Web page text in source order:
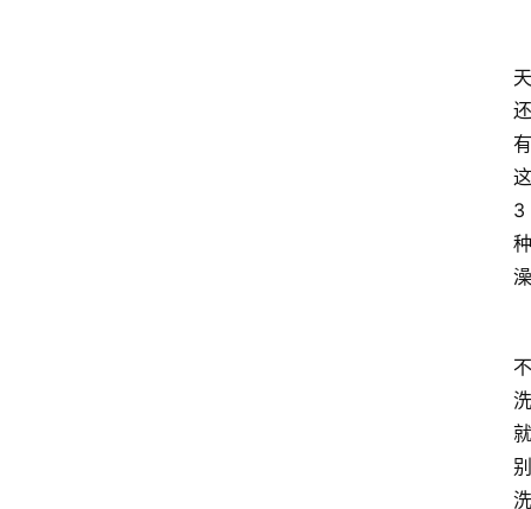
天
还
有
这
3
种
澡
不
洗
就
别
洗